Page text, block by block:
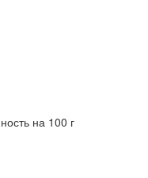
на 100 г